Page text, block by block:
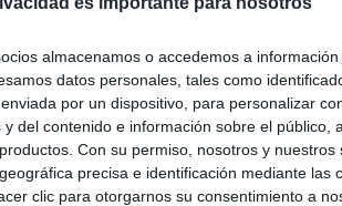
almacenamos o accedemos a
datos personales, tales como
por un dispositivo, para personalizar
y del contenido e información sobre el público,
Con su permiso, nosotros y nuestros
precisa e identificación mediante las
clic para otorgarnos su consentimiento a